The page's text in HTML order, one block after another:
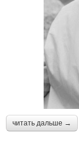
читать дальше →